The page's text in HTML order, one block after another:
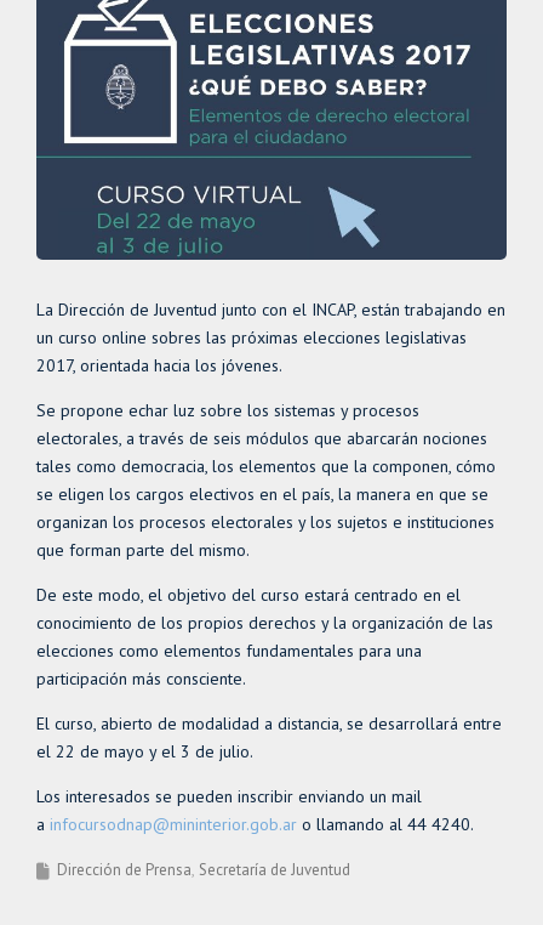
La Dirección de Juventud junto con el INCAP, están trabajando en
un curso online sobres las próximas elecciones legislativas
2017, orientada hacia los jóvenes.
Se propone echar luz sobre los sistemas y procesos
electorales, a través de seis módulos que abarcarán nociones
tales como democracia, los elementos que la componen, cómo
se eligen los cargos electivos en el país, la manera en que se
organizan los procesos electorales y los sujetos e instituciones
que forman parte del mismo.
De este modo, el objetivo del curso estará centrado en el
conocimiento de los propios derechos y la organización de las
elecciones como elementos fundamentales para una
participación más consciente.
El curso, abierto de modalidad a distancia, se desarrollará entre
el 22 de mayo y el 3 de julio.
Los interesados se pueden inscribir enviando un mail
a infocursodnap@mininterior.gob.ar o llamando al 44 4240.
Dirección de Prensa Secretaría de Juventud